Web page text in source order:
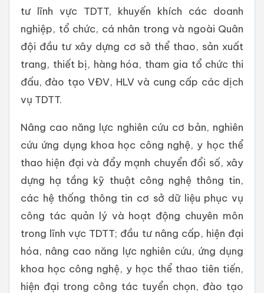
tư lĩnh vực TDTT, khuyến khích các doanh
nghiệp, tổ chức, cá nhân trong và ngoài Quân
đội đầu tư xây dựng cơ sở thể thao, sản xuất
trang, thiết bị, hàng hóa, tham gia tổ chức thi
đấu, đào tạo VĐV, HLV và cung cấp các dịch
vụ TDTT.
Nâng cao năng lực nghiên cứu cơ bản, nghiên
cứu ứng dụng khoa học công nghệ, y học thể
thao hiện đại và đẩy mạnh chuyển đổi số, xây
dựng hạ tầng kỹ thuật công nghệ thông tin,
các hệ thống thông tin cơ sở dữ liệu phục vụ
công tác quản lý và hoạt động chuyên môn
trong lĩnh vực TDTT; đầu tư nâng cấp, hiện đại
hóa, nâng cao năng lực nghiên cứu, ứng dụng
khoa học công nghệ, y học thể thao tiên tiến,
hiện đại trong công tác tuyển chọn, đào tạo